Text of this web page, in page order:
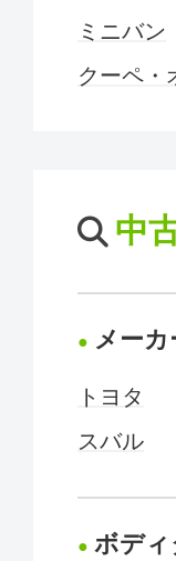
ミニバン
クーペ・
中
メーカ
トヨタ
スバル
ボディ